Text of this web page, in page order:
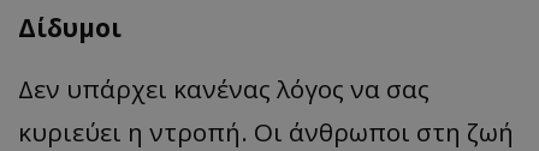
Δίδυμοι
Δεν υπάρχει κανένας λόγος να σας
κυριεύει η ντροπή. Οι άνθρωποι στη ζωή